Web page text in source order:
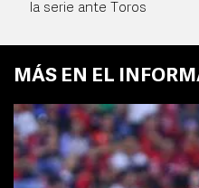
la serie ante Toros
MÁS EN EL